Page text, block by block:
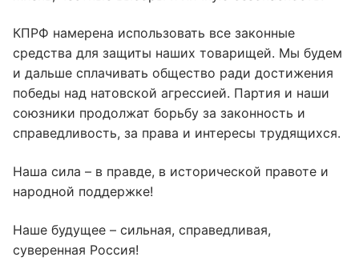
КПРФ намерена использовать все законные
средства для защиты наших товарищей. Мы будем
и дальше сплачивать общество ради достижения
победы над натовской агрессией. Партия и наши
союзники продолжат борьбу за законность и
справедливость, за права и интересы трудящихся.
Наша сила – в правде, в исторической правоте и
народной поддержке!
Наше будущее – сильная, справедливая,
суверенная Россия!